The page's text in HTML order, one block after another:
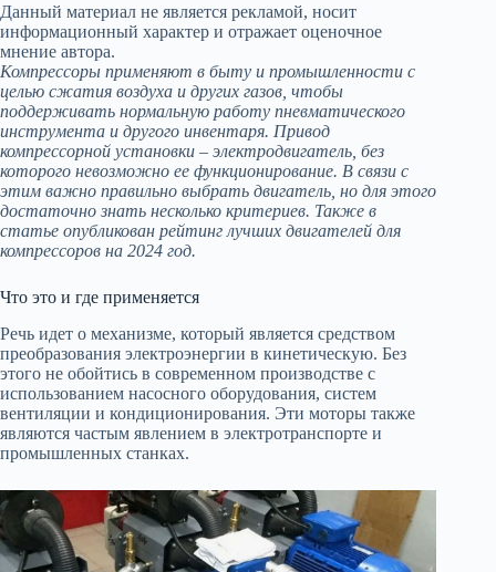
Данный материал не является рекламой, носит
информационный характер и отражает оценочное
мнение автора.
Компрессоры применяют в быту и промышленности с
целью сжатия воздуха и других газов, чтобы
поддерживать нормальную работу пневматического
инструмента и другого инвентаря. Привод
компрессорной установки – электродвигатель, без
которого невозможно ее функционирование. В связи с
этим важно правильно выбрать двигатель, но для этого
достаточно знать несколько критериев. Также в
статье опубликован рейтинг лучших двигателей для
компрессоров на 2024 год.
Что это и где применяется
Речь идет о механизме, который является средством
преобразования электроэнергии в кинетическую. Без
этого не обойтись в современном производстве с
использованием насосного оборудования, систем
вентиляции и кондиционирования. Эти моторы также
являются частым явлением в электротранспорте и
промышленных станках.